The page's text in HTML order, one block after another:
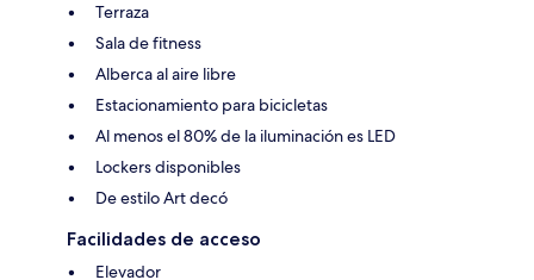
Terraza
Sala de fitness
Alberca al aire libre
Estacionamiento para bicicletas
Al menos el 80% de la iluminación es LED
Lockers disponibles
De estilo Art decó
Facilidades de acceso
Elevador